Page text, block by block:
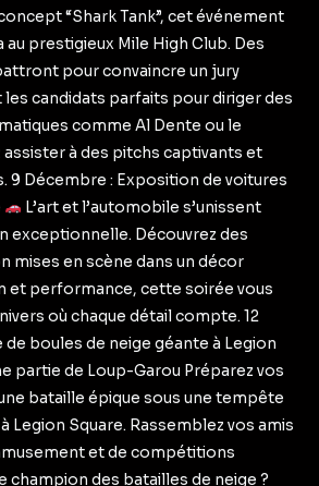
“Shark Tank”, cet événement
au prestigieux Mile High Club. Des
pour convaincre un jury
les candidats parfaits pour diriger des
comme Al Dente ou le
assister à des pitchs captivants et
9 Décembre : Exposition de voitures
L’art et l’automobile s’unissent
exceptionnelle. Découvrez des
mises en scène dans un décor
et performance, cette soirée vous
où chaque détail compte. 12
de boules de neige géante à Legion
partie de Loup-Garou Préparez vos
bataille épique sous une tempête
Legion Square. Rassemblez vos amis
et de compétitions
champion des batailles de neige ?